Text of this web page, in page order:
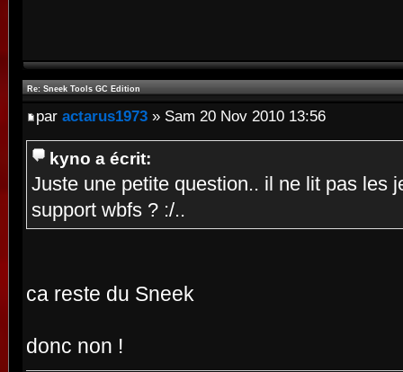
Re: Sneek Tools GC Edition
par actarus1973 » Sam 20 Nov 2010 13:56
kyno a écrit:
Juste une petite question.. il ne lit pas les
support wbfs ? :/..
ca reste du Sneek
donc non !